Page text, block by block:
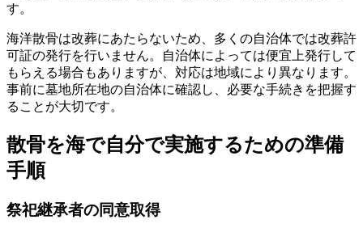
す。
海洋散骨は改葬にあたらないため、多くの自治体では改葬許
可証の発行を行いません。自治体によっては便宜上発行して
もらえる場合もありますが、対応は地域により異なります。
事前に墓地所在地の自治体に確認し、必要な手続きを把握す
ることが大切です。
散骨を海で自分で実施するための準備
手順
祭祀継承者の同意取得